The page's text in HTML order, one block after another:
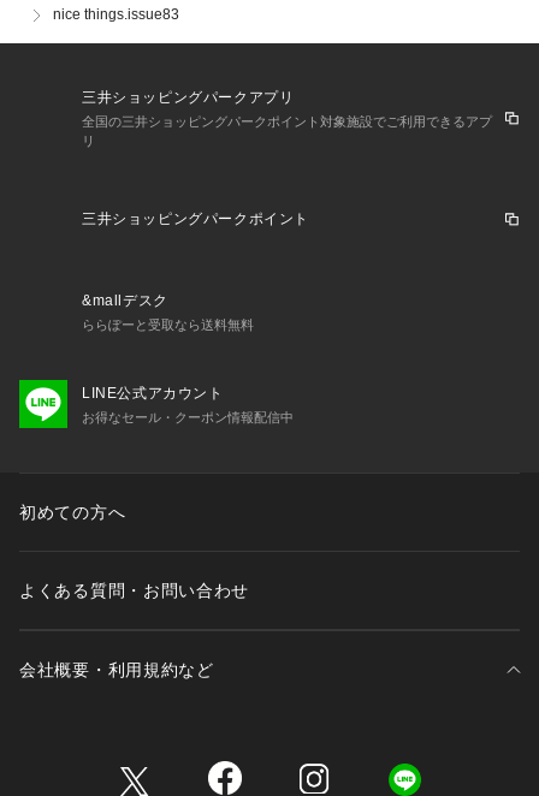
nice things.issue83
三井ショッピングパークアプリ
全国の三井ショッピングパークポイント対象施設でご利用できるアプ
リ
三井ショッピングパークポイント
&mallデスク
ららぽーと受取なら送料無料
LINE公式アカウント
お得なセール・クーポン情報配信中
初めての方へ
よくある質問・お問い合わせ
会社概要・利用規約など